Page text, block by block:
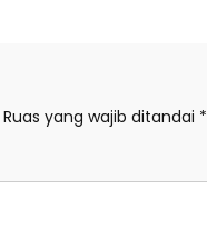
Ruas yang wajib ditandai *